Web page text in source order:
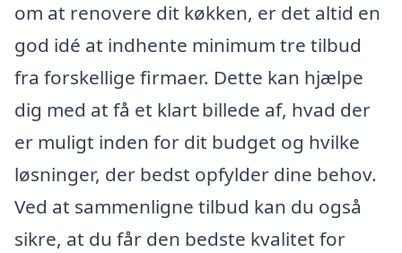
om at renovere dit køkken, er det altid en
god idé at indhente minimum tre tilbud
fra forskellige firmaer. Dette kan hjælpe
dig med at få et klart billede af, hvad der
er muligt inden for dit budget og hvilke
løsninger, der bedst opfylder dine behov.
Ved at sammenligne tilbud kan du også
sikre, at du får den bedste kvalitet for